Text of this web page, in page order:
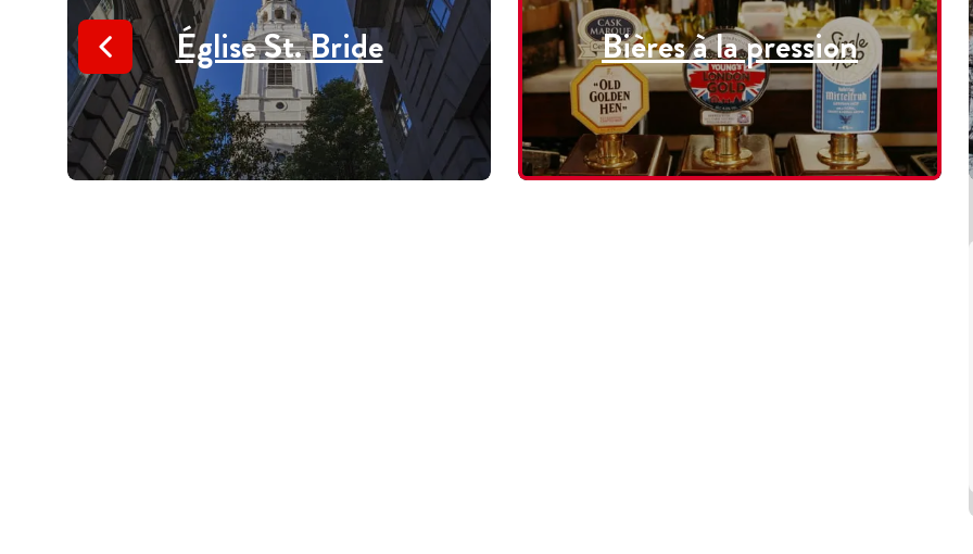
Église St. Bride Bières à la pression